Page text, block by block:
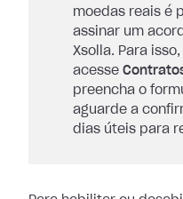
moedas reais é
assinar um
Xsolla. Para isso,
acesse
preencha o
aguarde a
dias úteis para